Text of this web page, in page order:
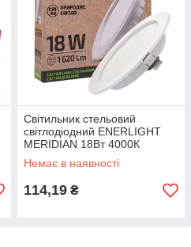
Cвітильник стельовий
світлодіодний ENERLIGHT
MERIDIAN 18Вт 4000К
Немає в наявності
114,19 ₴